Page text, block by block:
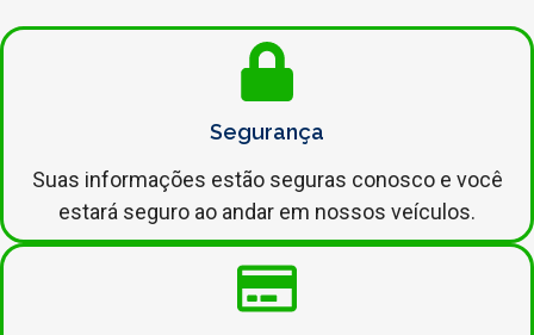
Segurança
Suas informações estão seguras conosco e você
estará seguro ao andar em nossos veículos.